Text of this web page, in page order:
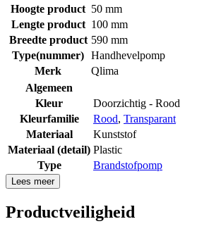
Hoogte product 50 mm
Lengte product 100 mm
Breedte product 590 mm
Type(nummer) Handhevelpomp
Merk
Qlima
Algemeen
Kleur
Doorzichtig - Rood
Kleurfamilie
Rood, Transparant
Materiaal
Kunststof
Materiaal (detail) Plastic
Type
Brandstofpomp
Lees meer
Productveiligheid